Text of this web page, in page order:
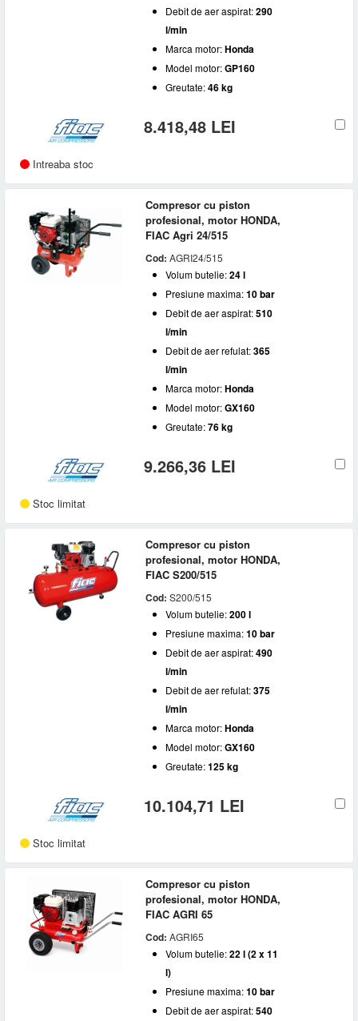
Debit de aer aspirat:290
l/min
Marca motor:Honda
Model motor:GP160
Greutate:46 kg
8.418,48 LEI
Intreaba stoc
Compresor cu piston
profesional, motor HONDA,
FIAC Agri 24/515
Cod:AGRI24/515
Volum butelie:24 l
Presiune maxima:10 bar
Debit de aer aspirat:510
l/min
Debit de aer refulat:365
l/min
Marca motor:Honda
Model motor:GX160
Greutate:76 kg
9.266,36 LEI
Stoc limitat
Compresor cu piston
profesional, motor HONDA,
FIAC S200/515
Cod:S200/515
Volum butelie:200 l
Presiune maxima:10 bar
Debit de aer aspirat:490
l/min
Debit de aer refulat:375
l/min
Marca motor:Honda
Model motor:GX160
Greutate:125 kg
10.104,71 LEI
Stoc limitat
Compresor cu piston
profesional, motor HONDA,
FIAC AGRI 65
Cod:AGRI65
Volum butelie:22 l (2 x 11
l)
Presiune maxima:10 bar
Debit de aer aspirat:540